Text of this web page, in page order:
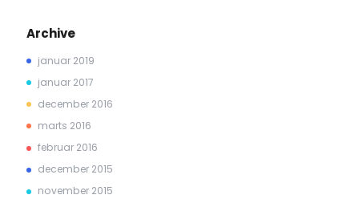
Archive
januar 2019
januar 2017
december 2016
marts 2016
februar 2016
december 2015
november 2015